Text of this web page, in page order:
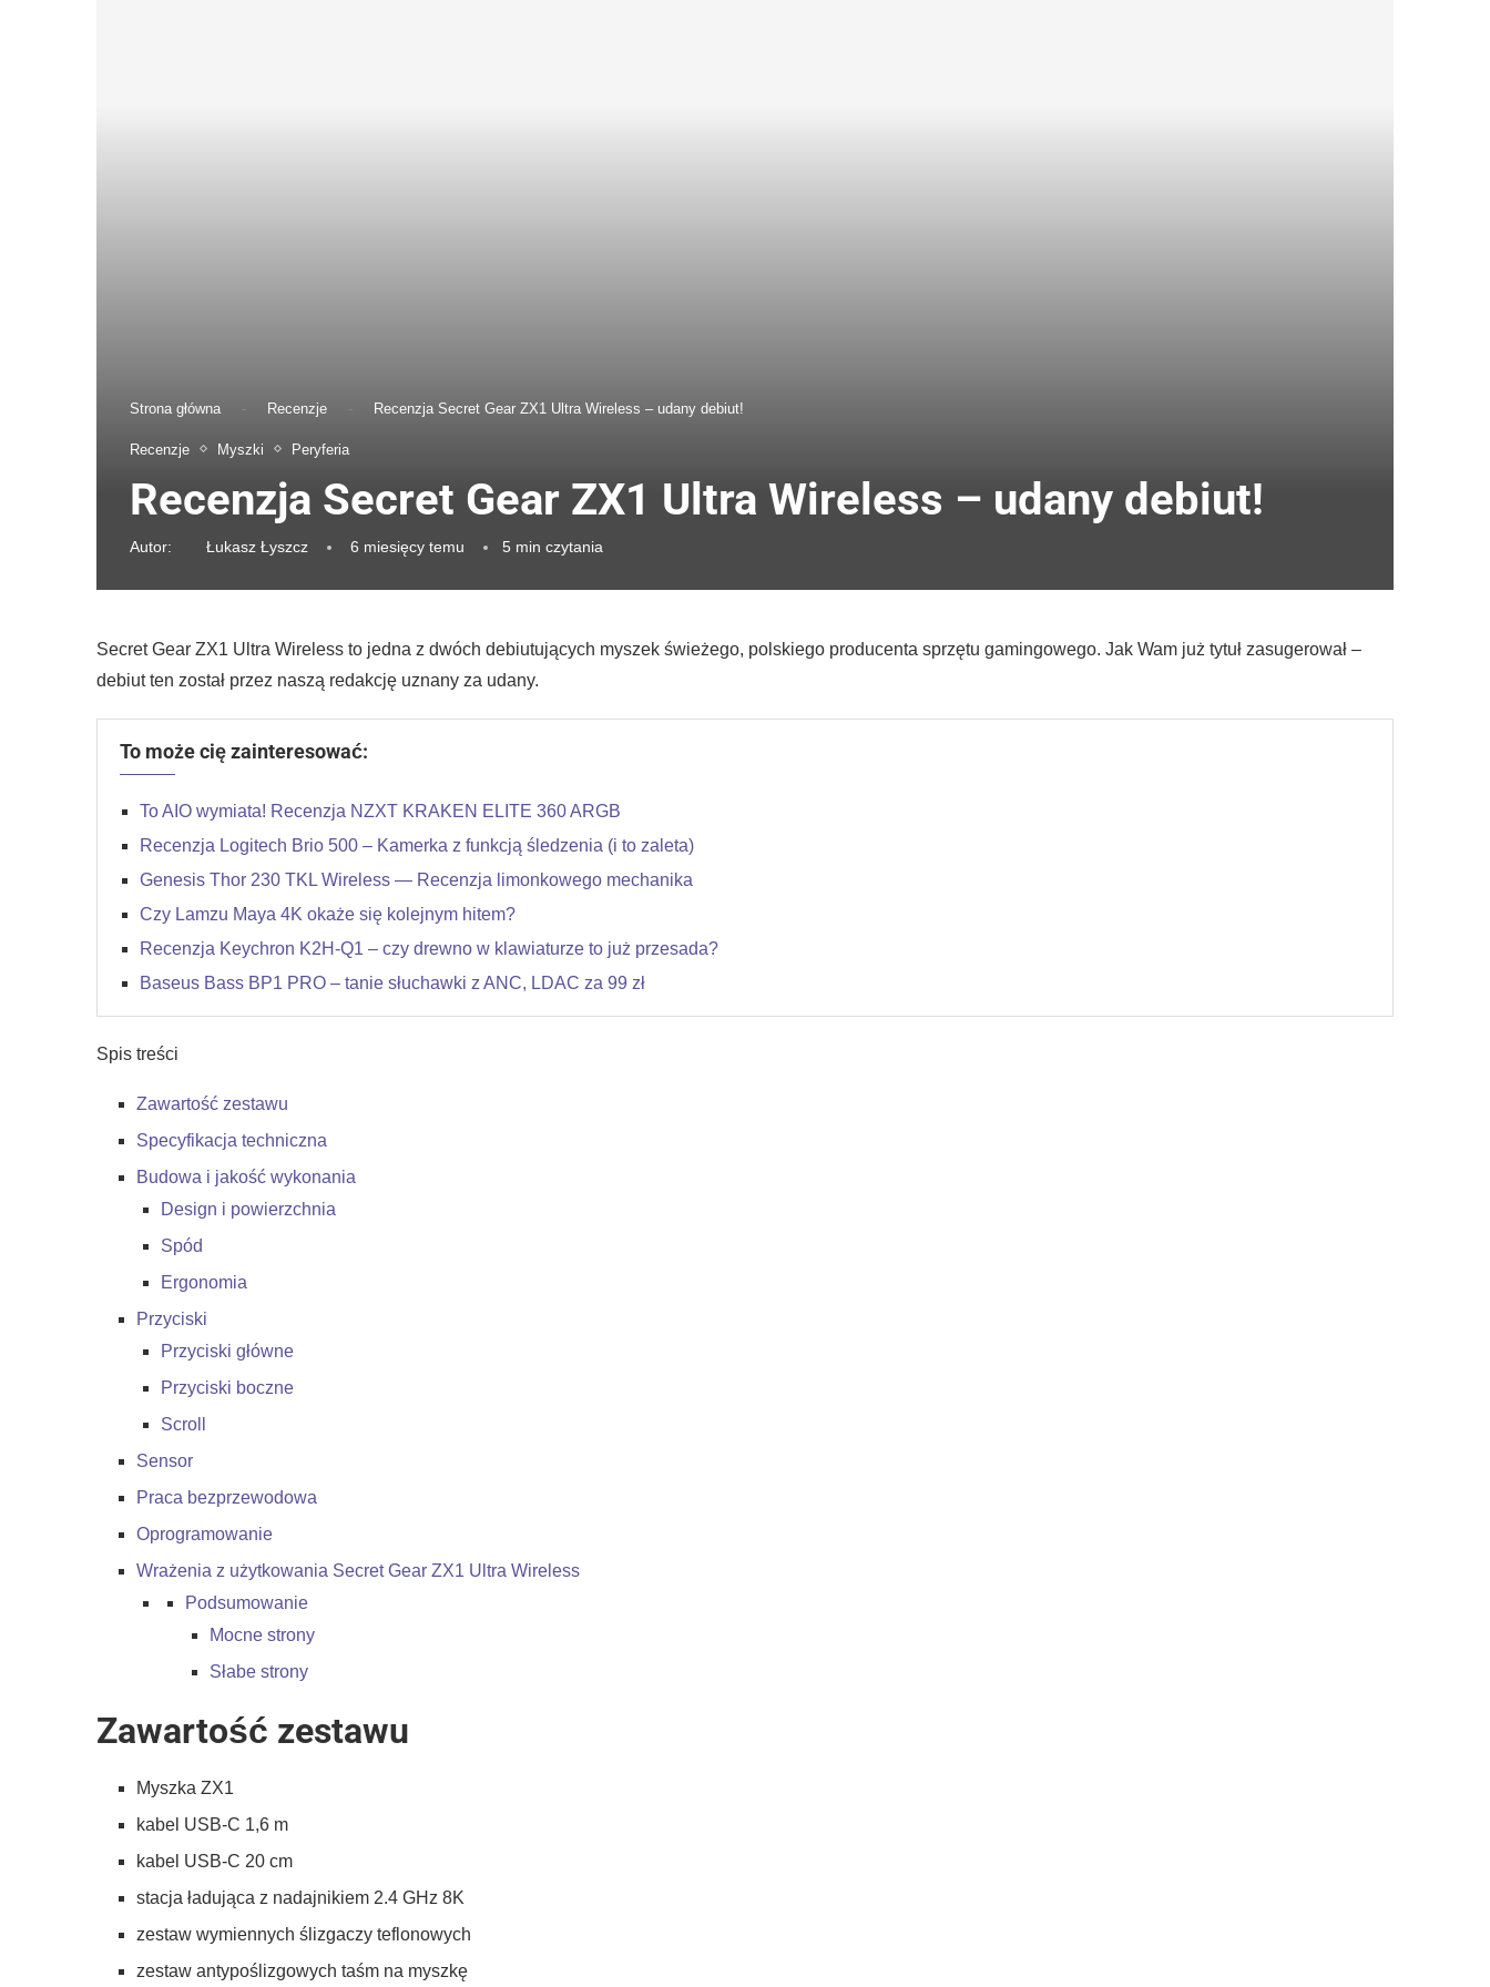
Strona główna - Recenzje - Recenzja Secret Gear ZX1 Ultra Wireless – udany debiut!
Recenzje Myszki Peryferia
Recenzja Secret Gear ZX1 Ultra Wireless – udany debiut!
Autor: Łukasz Łyszcz 6 miesięcy temu 5 min czytania
Secret Gear ZX1 Ultra Wireless to jedna z dwóch debiutujących myszek świeżego, polskiego producenta sprzętu gamingowego. Jak Wam już tytuł zasugerował –
debiut ten został przez naszą redakcję uznany za udany.
To może cię zainteresować:
To AIO wymiata! Recenzja NZXT KRAKEN ELITE 360 ARGB
Recenzja Logitech Brio 500 – Kamerka z funkcją śledzenia (i to zaleta)
Genesis Thor 230 TKL Wireless — Recenzja limonkowego mechanika
Czy Lamzu Maya 4K okaże się kolejnym hitem?
Recenzja Keychron K2H-Q1 – czy drewno w klawiaturze to już przesada?
Baseus Bass BP1 PRO – tanie słuchawki z ANC, LDAC za 99 zł
Spis treści
Zawartość zestawu
Specyfikacja techniczna
Budowa i jakość wykonania
Design i powierzchnia
Spód
Ergonomia
Przyciski
Przyciski główne
Przyciski boczne
Scroll
Sensor
Praca bezprzewodowa
Oprogramowanie
Wrażenia z użytkowania Secret Gear ZX1 Ultra Wireless
Podsumowanie
Mocne strony
Słabe strony
Zawartość zestawu
Myszka ZX1
kabel USB-C 1,6 m
kabel USB-C 20 cm
stacja ładująca z nadajnikiem 2.4 GHz 8K
zestaw wymiennych ślizgaczy teflonowych
zestaw antypoślizgowych taśm na myszkę